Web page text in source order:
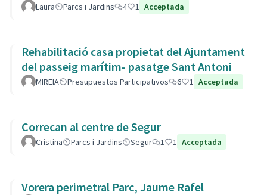
Laura Parcs i Jardins 4 1 Acceptada
Rehabilitació casa propietat del Ajuntament
del passeig marítim- pasatge Sant Antoni
MIREIA Presupuestos Participativos 6 1 Acceptada
Correcan al centre de Segur
Cristina Parcs i Jardins Segur 1 1 Acceptada
Vorera perimetral Parc, Jaume Rafel